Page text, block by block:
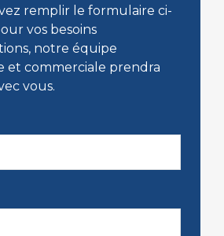
remplir le formulaire ci-
vos besoins
notre équipe
et commerciale prendra
vous.